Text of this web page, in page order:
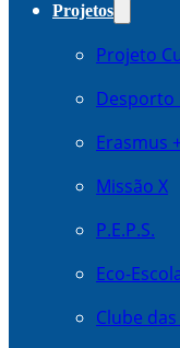
Projetos
Projeto
Desporto
Erasmus
Missão X
P.E.P.S.
Eco-
Clube